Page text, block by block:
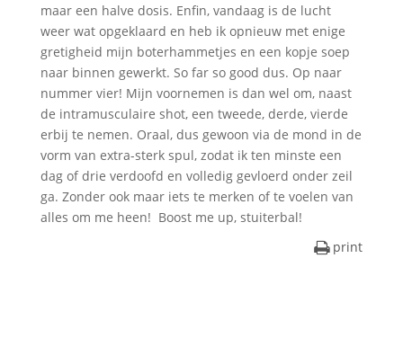
maar een halve dosis. Enfin, vandaag is de lucht
weer wat opgeklaard en heb ik opnieuw met enige
gretigheid mijn boterhammetjes en een kopje soep
naar binnen gewerkt. So far so good dus. Op naar
nummer vier! Mijn voornemen is dan wel om, naast
de intramusculaire shot, een tweede, derde, vierde
erbij te nemen. Oraal, dus gewoon via de mond in de
vorm van extra-sterk spul, zodat ik ten minste een
dag of drie verdoofd en volledig gevloerd onder zeil
ga. Zonder ook maar iets te merken of te voelen van
alles om me heen! Boost me up, stuiterbal!
print